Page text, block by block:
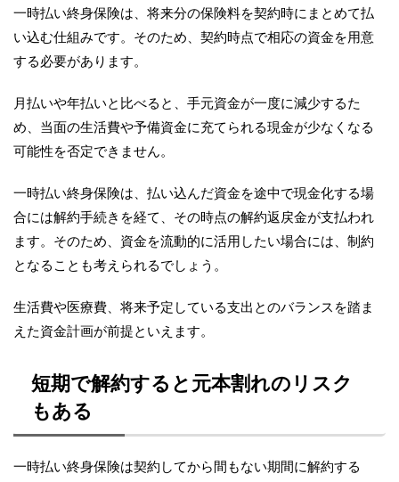
一時払い終身保険は、将来分の保険料を契約時にまとめて払
い込む仕組みです。そのため、契約時点で相応の資金を用意
する必要があります。
月払いや年払いと比べると、手元資金が一度に減少するた
め、当面の生活費や予備資金に充てられる現金が少なくなる
可能性を否定できません。
一時払い終身保険は、払い込んだ資金を途中で現金化する場
合には解約手続きを経て、その時点の解約返戻金が支払われ
ます。そのため、資金を流動的に活用したい場合には、制約
となることも考えられるでしょう。
生活費や医療費、将来予定している支出とのバランスを踏ま
えた資金計画が前提といえます。
短期で解約すると元本割れのリスク
もある
一時払い終身保険は契約してから間もない期間に解約する